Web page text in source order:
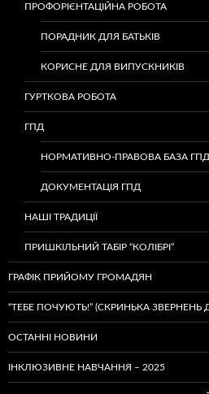
ПРОФОРІЄНТАЦІЙНА РОБОТА
ПОРАДНИК ДЛЯ БАТЬКІВ
КОРИСНЕ ДЛЯ ВИПУСКНИКІВ
ГУРТКОВА РОБОТА
ГПД
НОРМАТИВНО-ПРАВОВА БАЗА ГПД
ДОКУМЕНТАЦІЯ ГПД
НАШІ ТРАДИЦІЇ
ПРИШКІЛЬНИЙ ТАБІР “КОЛІБРІ”
ГРАФІК ПРИЙОМУ ГРОМАДЯН
“ТЕБЕ ПОЧУЮТЬ!” (СКРИНЬКА ЗВЕРНЕНЬ
ОСТАННІ НОВИНИ
ІНКЛЮЗИВНЕ НАВЧАННЯ – 2025